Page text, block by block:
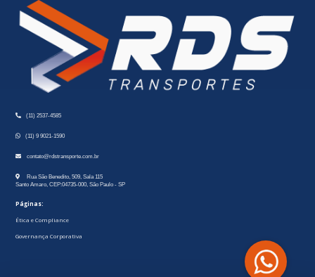
(11) 2537-4585
(11) 9 9021-1590
contato@rdstransporte.com.br
Rua São Benedito, 509, Sala 115
Santo Amaro, CEP:04735-000, São Paulo - SP
Páginas:
Ética e Compliance
Governança Corporativa